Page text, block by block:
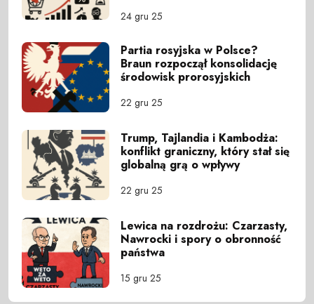
24 gru 25
Partia rosyjska w Polsce?
Braun rozpoczął konsolidację
środowisk prorosyjskich
22 gru 25
Trump, Tajlandia i Kambodża:
konflikt graniczny, który stał się
globalną grą o wpływy
22 gru 25
Lewica na rozdrożu: Czarzasty,
Nawrocki i spory o obronność
państwa
15 gru 25